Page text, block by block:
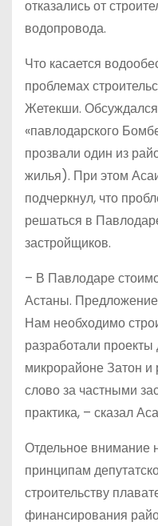
отказались от
водопровода.
Что касается
проблемах
Жетекши.
«павлодарского
прозвали один из
жилья). При этом
подчеркнул, что
решаться в
застройщиков.
– В Павлодаре
Астаны. Предложение
Нам необходимо
разработали
микрорайоне Затон и
слово за частными
практика, – сказал
Отдельное внимание
принципам
строительству
финансирования